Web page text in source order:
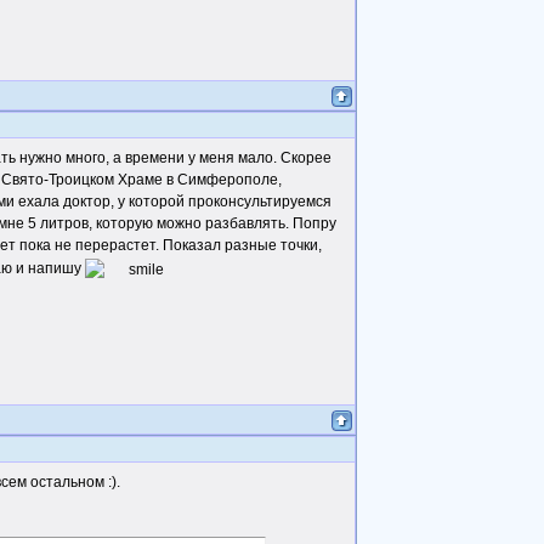
нужно много, а времени у меня мало. Скорее
Свято-Троицком Храме в Симферополе,
ехала доктор, у которой проконсультируемся
5 литров, которую можно разбавлять. Попру
пока не перерастет. Показал разные точки,
и напишу
остальном :).